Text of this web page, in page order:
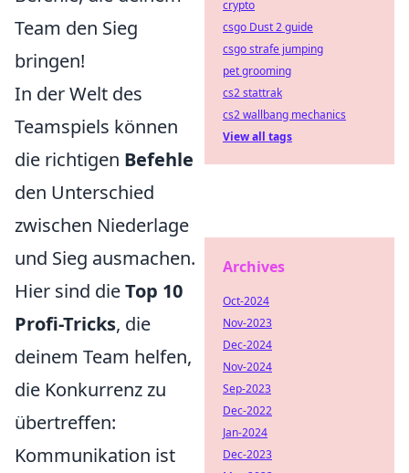
Team den Sieg
bringen!
In der Welt des
Teamspiels können
die richtigen Befehle
den Unterschied
zwischen Niederlage
und Sieg ausmachen.
Hier sind dieTop 10
Profi-Tricks, die
deinem Team helfen,
die Konkurrenz zu
übertreffen:
Kommunikation ist
crypto
csgo Dust 2 guide
csgo strafe jumping
pet grooming
cs2 stattrak
cs2 wallbang mechanics
View all tags
Archives
Oct-2024
Nov-2023
Dec-2024
Nov-2024
Sep-2023
Dec-2022
Jan-2024
Dec-2023